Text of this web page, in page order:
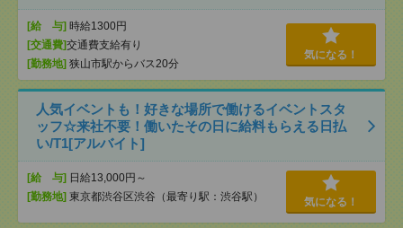
[給 与] 時給1300円
[交通費]交通費支給有り
[勤務地] 狭山市駅からバス20分
気になる！
人気イベントも！好きな場所で働けるイベントスタ
ッフ☆来社不要！働いたその日に給料もらえる日払
い/T1[アルバイト]
[給 与] 日給13,000円～
[勤務地] 東京都渋谷区渋谷（最寄り駅：渋谷駅） 気になる！